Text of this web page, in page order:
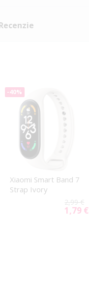
-40%
Xiaomi Smart Band 7
Strap Ivory
2,99 €
Special
1,79 €